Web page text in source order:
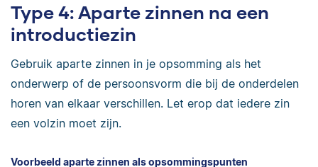
Type 4: Aparte zinnen na een
introductiezin
Gebruik aparte zinnen in je opsomming als het
onderwerp of de persoonsvorm die bij de onderdelen
horen van elkaar verschillen. Let erop dat iedere zin
een volzin moet zijn.
Voorbeeld aparte zinnen als opsommingspunten